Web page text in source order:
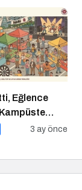
Eğlence
Kaçmaz!
3 ay önce